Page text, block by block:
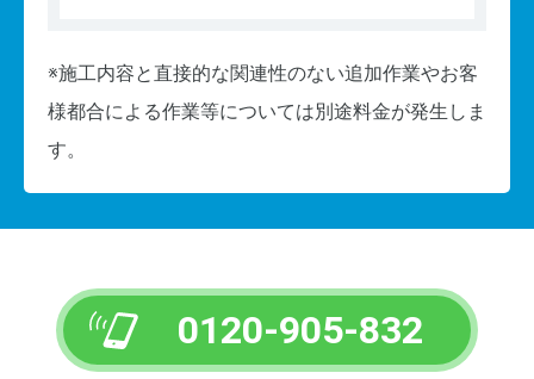
※施工内容と直接的な関連性のない追加作業やお客
様都合による作業等については別途料金が発生しま
す。
0120-905-832